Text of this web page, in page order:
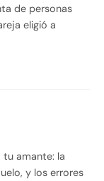
de personas
eligió a
amante: la
y los errores